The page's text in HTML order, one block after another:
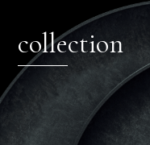
collection